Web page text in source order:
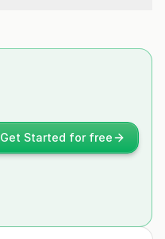
Get Started for free